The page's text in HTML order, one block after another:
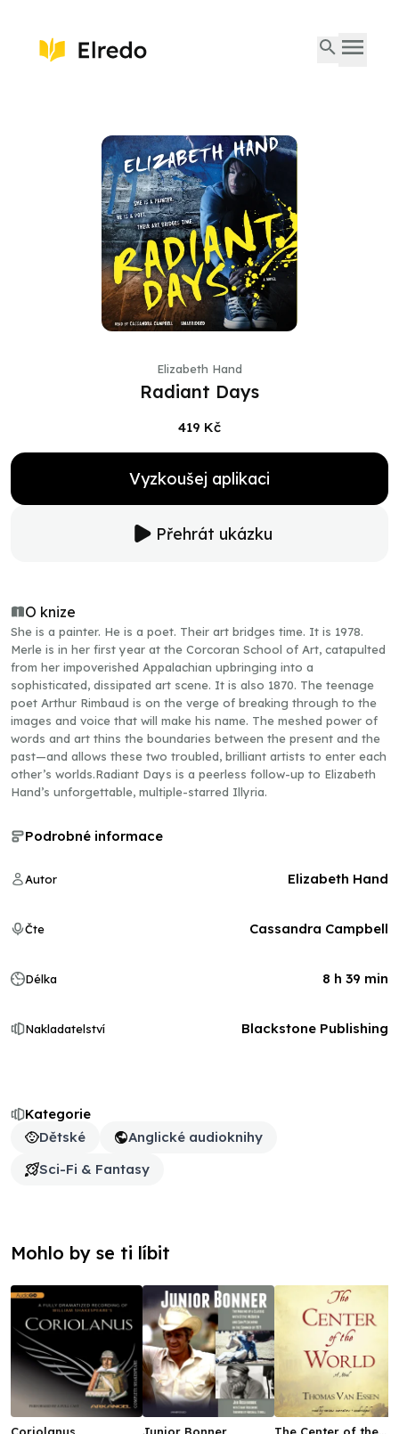
Elizabeth Hand
Radiant Days
419 Kč
Vyzkoušej aplikaci
Přehrát ukázku
O knize
She is a painter. He is a poet. Their art bridges time. It is 1978.
Merle is in her first year at the Corcoran School of Art, catapulted
from her impoverished Appalachian upbringing into a
sophisticated, dissipated art scene. It is also 1870. The teenage
poet Arthur Rimbaud is on the verge of breaking through to the
images and voice that will make his name. The meshed power of
words and art thins the boundaries between the present and the
past—and allows these two troubled, brilliant artists to enter each
other’s worlds.Radiant Days is a peerless follow-up to Elizabeth
Hand’s unforgettable, multiple-starred Illyria.
Kategorie
Dětské
Anglické audioknihy
Sci-Fi & Fantasy
Podrobné informace
Autor Elizabeth Hand
Čte Cassandra Campbell
Délka 8 h 39 min
Nakladatelství Blackstone Publishing
Mohlo by se ti líbit